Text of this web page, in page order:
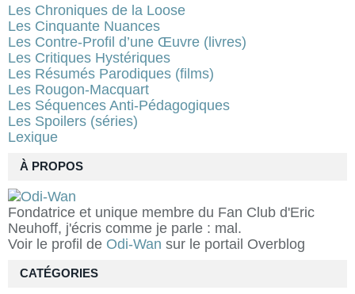
À PROPOS
Fondatrice et unique membre du Fan Club d'Eric
Neuhoff, j'écris comme je parle : mal.
Voir le profil de Odi-Wan sur le portail Overblog
Les Chroniques de la Loose
Les Cinquante Nuances
Les Contre-Profil d’une Œuvre (livres)
Les Critiques Hystériques
Les Résumés Parodiques (films)
Les Rougon-Macquart
Les Séquences Anti-Pédagogiques
Les Spoilers (séries)
Lexique
CATÉGORIES